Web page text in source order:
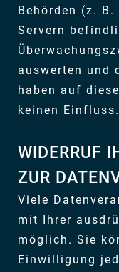
Behörden (z.
Servern
auswerten und
haben auf
keinen Einfluss.
WIDERRUF
ZUR
Viele
mit Ihrer
möglich. Sie
Einwilligung